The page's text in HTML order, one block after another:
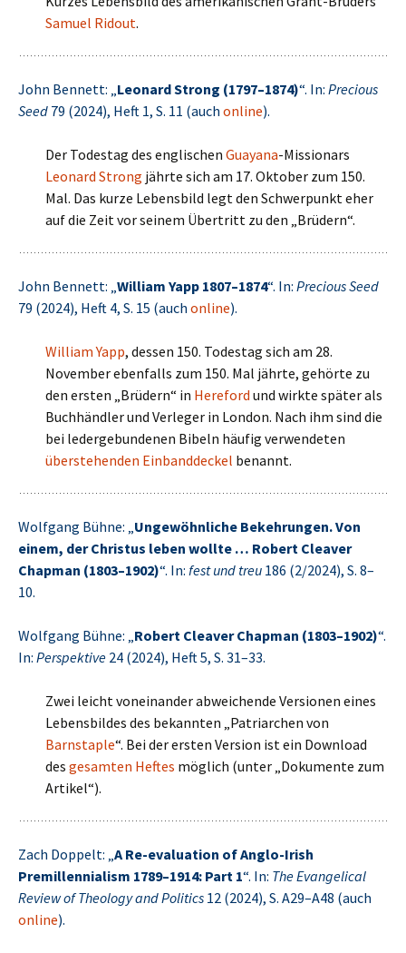
Samuel Ridout.
John Bennett: „Leonard Strong (1797–1874)“. In: Precious
Seed 79 (2024), Heft 1, S. 11 (auch online).
Der Todestag des englischen Guayana-Missionars
Leonard Strong jährte sich am 17. Oktober zum 150.
Mal. Das kurze Lebensbild legt den Schwerpunkt eher
auf die Zeit vor seinem Übertritt zu den „Brüdern“.
John Bennett: „William Yapp 1807–1874“. In: Precious Seed
79 (2024), Heft 4, S. 15 (auch online).
William Yapp, dessen 150. Todestag sich am 28.
November ebenfalls zum 150. Mal jährte, gehörte zu
den ersten „Brüdern“ in Hereford und wirkte später als
Buchhändler und Verleger in London. Nach ihm sind die
bei ledergebundenen Bibeln häufig verwendeten
überstehenden Einbanddeckel benannt.
Wolfgang Bühne: „Ungewöhnliche Bekehrungen. Von
einem, der Christus leben wollte … Robert Cleaver
Chapman (1803–1902)“. In: fest und treu 186 (2/2024), S. 8–
10.
Wolfgang Bühne: „Robert Cleaver Chapman (1803–1902)“.
In: Perspektive 24 (2024), Heft 5, S. 31–33.
Zwei leicht voneinander abweichende Versionen eines
Lebensbildes des bekannten „Patriarchen von
Barnstaple“. Bei der ersten Version ist ein Download
des gesamten Heftes möglich (unter „Dokumente zum
Artikel“).
Zach Doppelt: „A Re-evaluation of Anglo-Irish
Premillennialism 1789–1914: Part 1“. In: The Evangelical
Review of Theology and Politics 12 (2024), S. A29–A48 (auch
online).